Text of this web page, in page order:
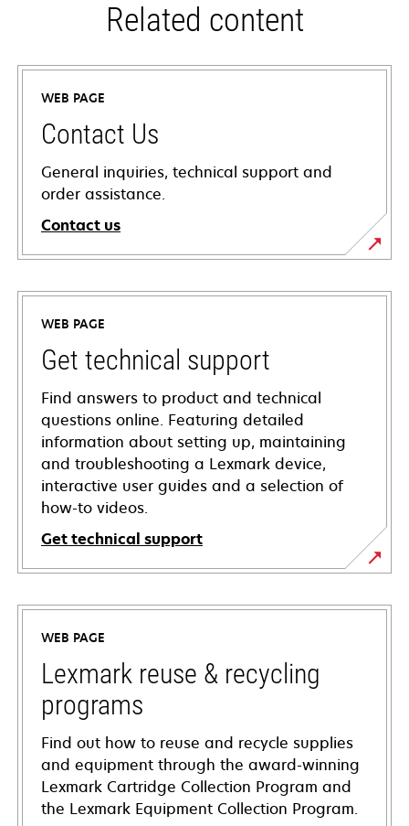
Related content
WEB PAGE
Contact Us
General inquiries, technical support and
order assistance.
Contact us
WEB PAGE
Get technical support
Find answers to product and technical
questions online. Featuring detailed
information about setting up, maintaining
and troubleshooting a Lexmark device,
interactive user guides and a selection of
how-to videos.
Get technical support
opens
in
new
tab
WEB PAGE
Lexmark reuse & recycling
programs
Find out how to reuse and recycle supplies
and equipment through the award-winning
Lexmark Cartridge Collection Program and
the Lexmark Equipment Collection Program.